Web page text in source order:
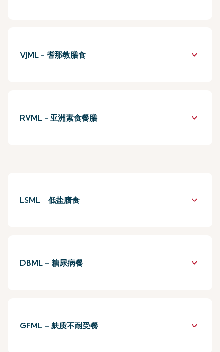
VJML - 耆那教膳食 keyboard_arrow_down
RVML - 亚洲素食餐膳 keyboard_arrow_down
LSML - 低盐膳食 keyboard_arrow_down
DBML – 糖尿病餐 keyboard_arrow_down
GFML – 麸质不耐受餐 keyboard_arrow_down